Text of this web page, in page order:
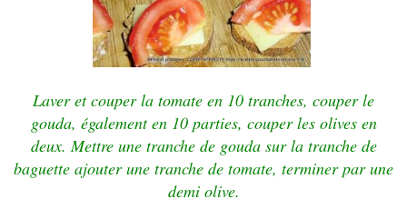
Laver et couper la tomate en 10 tranches, couper le
gouda, également en 10 parties, couper les olives en
deux. Mettre une tranche de gouda sur la tranche de
baguette ajouter une tranche de tomate, terminer par une
demi olive.